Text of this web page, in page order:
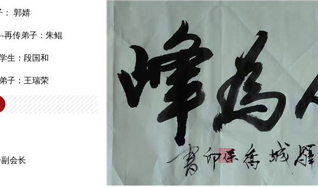
： 郭婧
再传弟子：朱鲲
生：段国和
子：王瑞荣
会长